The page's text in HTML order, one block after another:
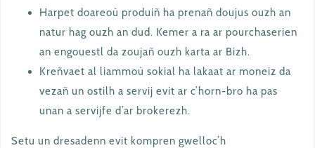
Harpet doareoù produiñ ha prenañ doujus ouzh an
natur hag ouzh an dud. Kemer a ra ar pourchaserien
an engouestl da zoujañ ouzh karta ar Bizh.
Kreñvaet al liammoù sokial ha lakaat ar moneiz da
vezañ un ostilh a servij evit ar c’horn-bro ha pas
unan a servijfe d’ar brokerezh.
Setu un dresadenn evit kompren gwelloc’h